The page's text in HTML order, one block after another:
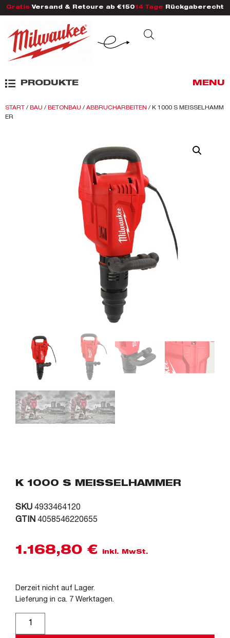
Gratis Versand & Retoure ab €150 14 Tage Rückgaberecht
PRODUKTE MENU
START / BAU / BETONBAU / ABBRUCHARBEITEN / K 1000 S MEISSELHAMM
ER
K 1000 S MEISSELHAMMER
SKU 4933464120
GTIN 4058546220655
1.168,80 € inkl. MwSt.
Derzeit nicht auf Lager.
Lieferung in ca. 7 Werktagen.